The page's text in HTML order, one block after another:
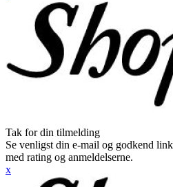
Tak for din tilmelding
Se venligst din e-mail og godkend
med rating og anmeldelserne.
x